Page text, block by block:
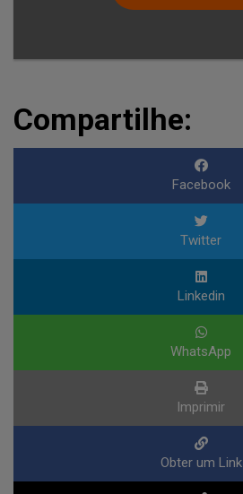
Compartilhe:
Facebook
Twitter
Linkedin
WhatsApp
Imprimir
Obter um Link